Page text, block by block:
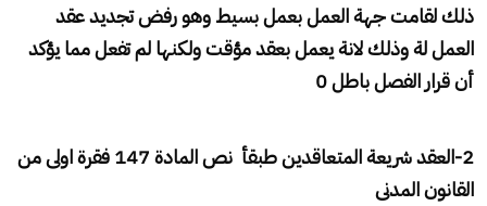
ذلك لقامت جهة العمل بعمل بسيط وهو رفض تجديد عقد
العمل لة وذلك لانة يعمل بعقد مؤقت ولكنها لم تفعل مما يؤكد
أن قرار الفصل باطل 0
2-العقد شريعة المتعاقدين طبقأ نص المادة 147 فقرة اولى من
القانون المدنى